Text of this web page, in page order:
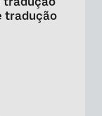
tradução